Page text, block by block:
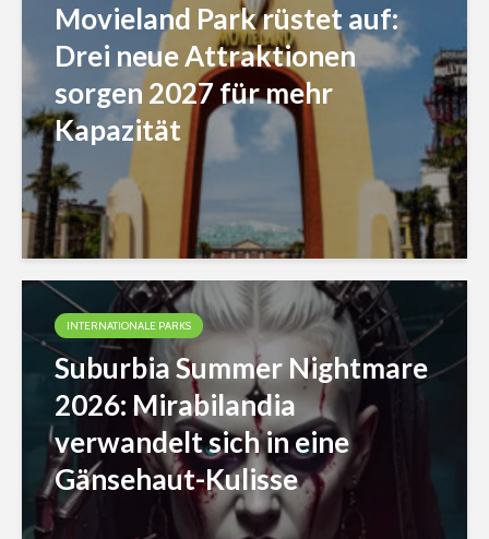
Movieland Park rüstet auf:
Drei neue Attraktionen
sorgen 2027 für mehr
Kapazität
INTERNATIONALE PARKS
Suburbia Summer Nightmare
2026: Mirabilandia
verwandelt sich in eine
Gänsehaut-Kulisse